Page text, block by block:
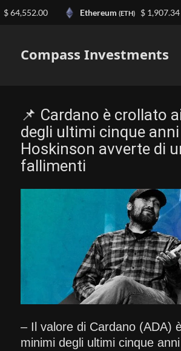
Compass Investments
📌 Cardano è crollato
degli ultimi cinque
Hoskinson avverte di
fallimenti
– Il valore di Cardano (ADA)
minimi degli ultimi cinque
Ethereum(ETH) $ 1,907.34